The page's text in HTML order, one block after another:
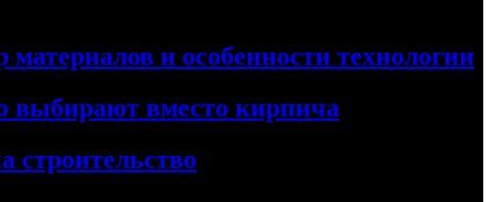
и особенности технологии
выбирают вместо кирпича
строительство